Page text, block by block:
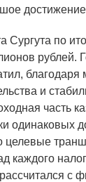
Сургута по
рублей.
и
часть
одинаковых
каждого
с